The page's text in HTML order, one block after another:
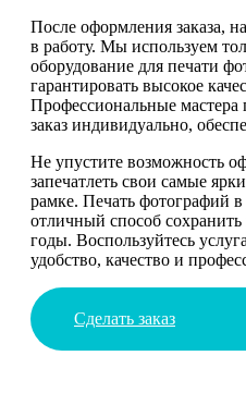
После оформления заказа,
в работу. Мы используем
оборудование для печати
гарантировать высокое
Профессиональные
заказ индивидуально,
Не упустите возможность
запечатлеть свои самые
рамке. Печать фотографий
отличный способ
годы. Воспользуйтесь
удобство, качество и
Сделать заказ